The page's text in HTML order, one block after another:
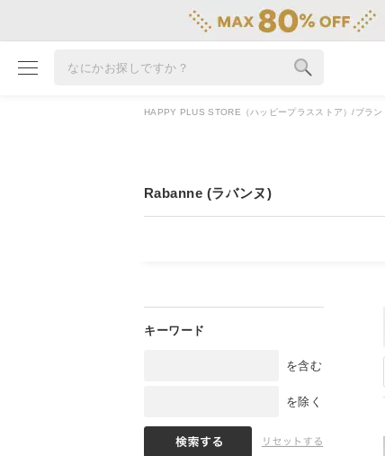
雑誌掲載アイテム
HAPPY PLUS STORE（ハッピープラスストア） ブラ
Rabanne (ラバンヌ)
を含む
を除く